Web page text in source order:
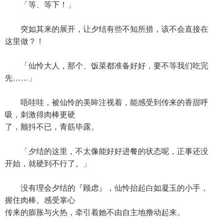
「等、等下！」
突如其来的展开，让夕结有些不知所措，该不会直接在
这里做？！
「仙怜大人，那个、饭菜都准备好好，要不等我们吃完
先……」
唔哇哇，被仙怜的美眸注视着，能感受到传来的香甜呼
吸，刺激得肉棒更硬
了，颤抖不已，青筋毕露。
「夕结的这里，不太像能好好进餐的状态呢，正事还没
开始，就硬到不行了。」
没有理会夕结的『顾虑』，仙怜抬起白如凝玉的小手，
握住肉棒。感受掌心
传来的膨胀与火热，牵引着她不由自主地撸动起来。